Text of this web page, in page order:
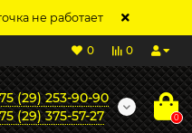
не работает
0
0
(29) 253-90-90
(29) 375-57-27
0